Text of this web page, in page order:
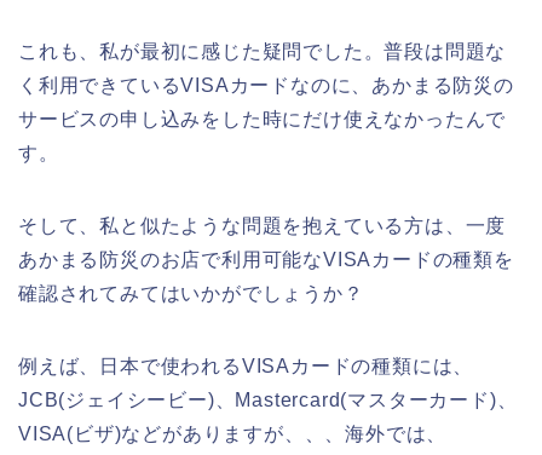
これも、私が最初に感じた疑問でした。普段は問題な
く利用できているVISAカードなのに、あかまる防災の
サービスの申し込みをした時にだけ使えなかったんで
す。
そして、私と似たような問題を抱えている方は、一度
あかまる防災のお店で利用可能なVISAカードの種類を
確認されてみてはいかがでしょうか？
例えば、日本で使われるVISAカードの種類には、
JCB(ジェイシービー)、Mastercard(マスターカード)、
VISA(ビザ)などがありますが、、、海外では、